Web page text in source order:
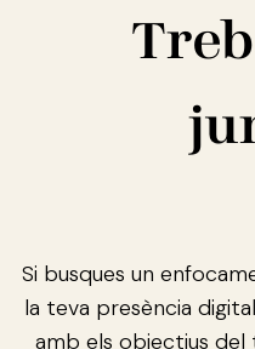
Si busques un
la teva presència
amb els objectius del